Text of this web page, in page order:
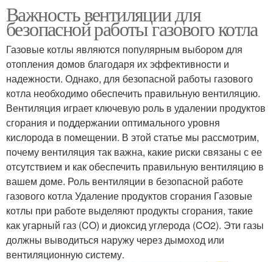
Важность вентиляции для
безопасной работы газового котла
Газовые котлы являются популярным выбором для
отопления домов благодаря их эффективности и
надежности. Однако, для безопасной работы газового
котла необходимо обеспечить правильную вентиляцию.
Вентиляция играет ключевую роль в удалении продуктов
сгорания и поддержании оптимального уровня
кислорода в помещении. В этой статье мы рассмотрим,
почему вентиляция так важна, какие риски связаны с ее
отсутствием и как обеспечить правильную вентиляцию в
вашем доме. Роль вентиляции в безопасной работе
газового котла Удаление продуктов сгорания Газовые
котлы при работе выделяют продукты сгорания, такие
как угарный газ (CO) и диоксид углерода (CO2). Эти газы
должны выводиться наружу через дымоход или
вентиляционную систему.